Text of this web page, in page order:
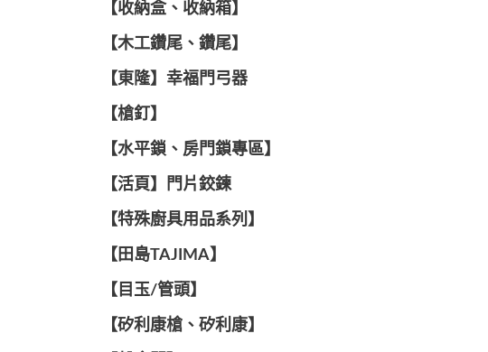
【收納盒、收納箱】
【木工鑽尾、鑽尾】
【東隆】幸福門弓器
【槍釘】
【水平鎖、房門鎖專區】
【活頁】門片鉸鍊
【特殊廚具用品系列】
【田島TAJIMA】
【目玉/管頭】
【矽利康槍、矽利康】